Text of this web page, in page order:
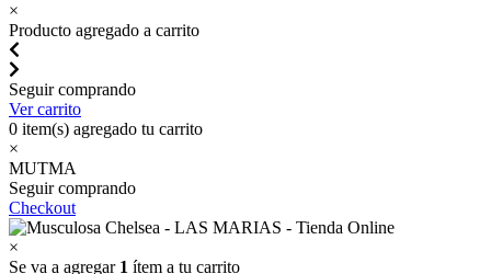
×
Producto agregado a carrito
Seguir comprando
Ver carrito
0 item(s) agregado tu carrito
×
MUTMA
Seguir comprando
Checkout
×
Se va a agregar 1 ítem a tu carrito